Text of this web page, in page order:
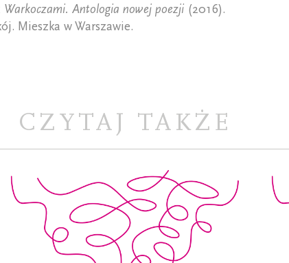
Warkoczami. Antologia nowej poezji(2016).
Mieszka w Warszawie.
CZYTAJ TAKŻE